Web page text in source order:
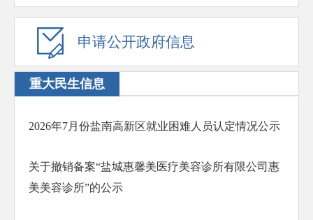
申请公开政府信息
重大民生信息
2026年7月份盐南高新区就业困难人员认定情况公示
关于撤销备案“盐城惠馨美医疗美容诊所有限公司惠
美美容诊所”的公示